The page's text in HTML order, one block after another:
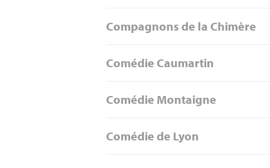
Compagnons de la Chimère
Comédie Caumartin
Comédie Montaigne
Comédie de Lyon